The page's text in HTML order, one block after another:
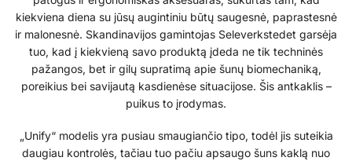
kiekviena diena su jūsų augintiniu būtų saugesnė, paprastesnė
ir malonesnė. Skandinavijos gamintojas Seleverkstedet garsėja
tuo, kad į kiekvieną savo produktą įdeda ne tik techninės
pažangos, bet ir gilų supratimą apie šunų biomechaniką,
poreikius bei savijautą kasdienėse situacijose. Šis antkaklis –
puikus to įrodymas.
„Unify“ modelis yra pusiau smaugiančio tipo, todėl jis suteikia
daugiau kontrolės, tačiau tuo pačiu apsaugo šuns kaklą nuo